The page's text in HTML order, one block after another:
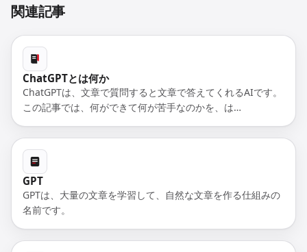
関連記事
ChatGPTとは何か
ChatGPTは、文章で質問すると文章で答えてくれるAIです。
この記事では、何ができて何が苦手なのかを、は…
GPT
GPTは、大量の文章を学習して、自然な文章を作る仕組みの
名前です。